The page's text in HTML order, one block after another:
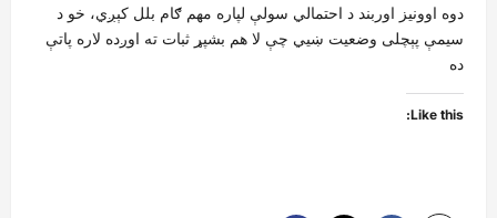
دوه اوونیز اوربند د احتمالي سولې لپاره مهم ګام بلل کېږي، خو د
سیمې پېچلی وضعیت ښيي چې لا هم بشپړ ثبات ته اوږده لاره پاتې
ده
Like this: